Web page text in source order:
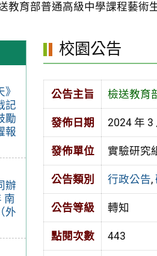
教育部普通高級中學課程藝術
記
勵
報
辦
南
外
校園公告
公告主旨 檢送教育
發佈日期 2024 年 3
發佈單位 實驗研究
公告類別 行政公告,
公告等級 轉知
點閱次數 443